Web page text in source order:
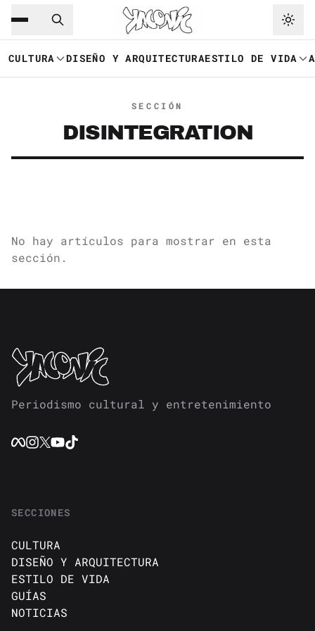
Saltar al contenido principal
CULTURA DISEÑO Y ARQUITECTURAESTILO DE VIDA
SECCIÓN
DISINTEGRATION
No hay artículos para mostrar en esta
sección.
Periodismo cultural y entretenimiento
SECCIONES
CULTURA
DISEÑO Y ARQUITECTURA
ESTILO DE VIDA
GUÍAS
NOTICIAS